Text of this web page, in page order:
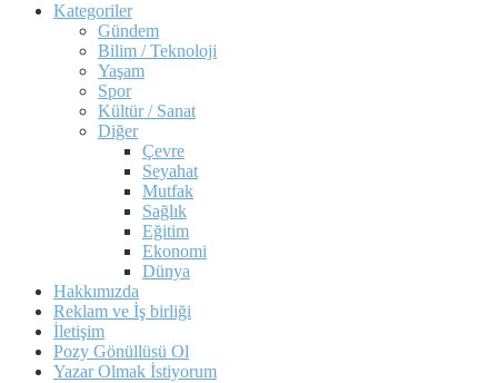
Kategoriler
Gündem
Bilim / Teknoloji
Yaşam
Spor
Kültür / Sanat
Diğer
Çevre
Seyahat
Mutfak
Sağlık
Eğitim
Ekonomi
Dünya
Hakkımızda
Reklam ve İş birliği
İletişim
Pozy Gönüllüsü Ol
Yazar Olmak İstiyorum